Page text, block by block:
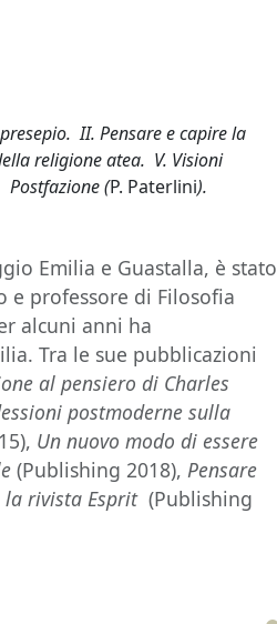
II. Pensare e capire la
religione atea. V. Visioni
Postfazione (P. Paterlini).
Emilia e Guastalla, è stato
e professore di Filosofia
alcuni anni ha
Tra le sue pubblicazioni
al pensiero di Charles
postmoderne sulla
Un nuovo modo di essere
(Publishing 2018),Pensare
la rivista Esprit(Publishing